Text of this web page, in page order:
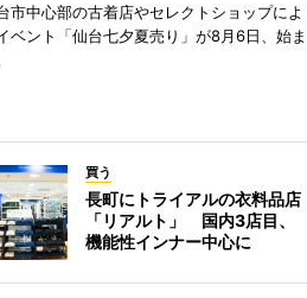
市中心部の古着店やセレクトショップによ
ベント「仙台七夕夏売り」が8月6日、始ま
買う
長町にトライアルの衣料品店
「リアルト」 国内3店目、
機能性インナー中心に